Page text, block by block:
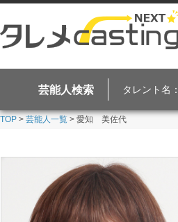
芸能人検索 タレント名：
TOP > 芸能人一覧 > 愛知 美佐代